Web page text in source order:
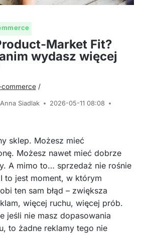
Market Fit?
wydasz więcej
commerce /
Anna Siadlak
2026-05-11 08:08
sklep. Możesz mieć
Możesz nawet mieć dobrze
A mimo to… sprzedaż nie rośnie
to jest moment, w którym
ten sam błąd – zwiększa
więcej ruchu, więcej prób.
jeśli nie masz dopasowania
to żadne reklamy tego nie